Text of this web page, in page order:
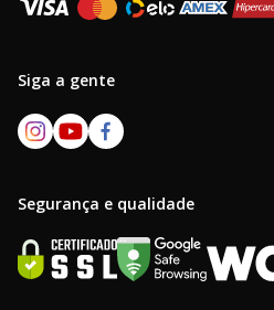
Siga a gente
Segurança e qualidade